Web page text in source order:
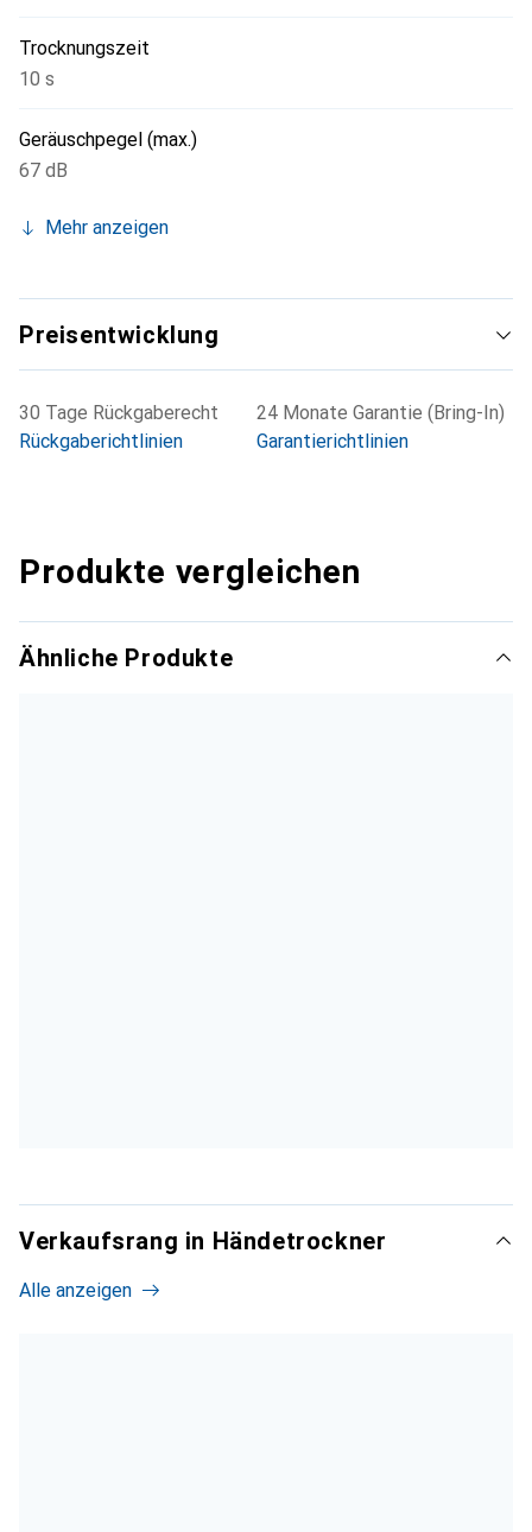
Trocknungszeit
10 s
Geräuschpegel (max.)
67 dB
Mehr anzeigen
Preisentwicklung
30 Tage Rückgaberecht
Rückgaberichtlinien
24 Monate Garantie (Bring-In)
Garantierichtlinien
Produkte vergleichen
Ähnliche Produkte
Verkaufsrang in Händetrockner
Alle anzeigen